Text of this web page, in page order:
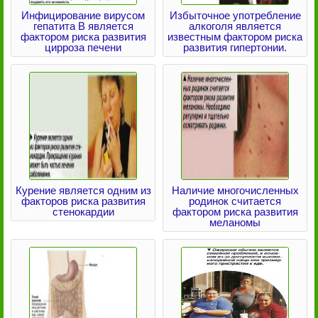
Инфицирование вирусом
гепатита В является
фактором риска развития
цирроза печени
Избыточное употребление
алкоголя является
известным фактором риска
развития гипертонии.
Курение является одним из
факторов риска развития
стенокардии
Наличие многочисленных
родинок считается
фактором риска развития
меланомы